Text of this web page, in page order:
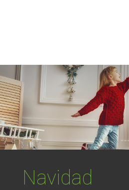
Navidad
NAVIDAD ALMACENAJE